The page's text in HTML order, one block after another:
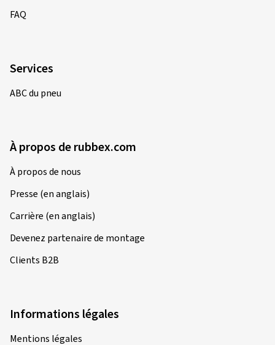
FAQ
Services
ABC du pneu
À propos de rubbex.com
À propos de nous
Presse (en anglais)
Carrière (en anglais)
Devenez partenaire de montage
Clients B2B
Informations légales
Mentions légales